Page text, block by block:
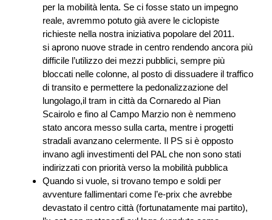
per la mobilità lenta. Se ci fosse stato un impegno
reale, avremmo potuto già avere le ciclopiste
richieste nella nostra iniziativa popolare del 2011.
si aprono nuove strade in centro rendendo ancora più
difficile l’utilizzo dei mezzi pubblici, sempre più
bloccati nelle colonne, al posto di dissuadere il traffico
di transito e permettere la pedonalizzazione del
lungolago,il tram in città da Cornaredo al Pian
Scairolo e fino al Campo Marzio non è nemmeno
stato ancora messo sulla carta, mentre i progetti
stradali avanzano celermente. Il PS si è opposto
invano agli investimenti del PAL che non sono stati
indirizzati con priorità verso la mobilità pubblica
Quando si vuole, si trovano tempo e soldi per
avventure fallimentari come l’e-prix che avrebbe
devastato il centro città (fortunatamente mai partito),